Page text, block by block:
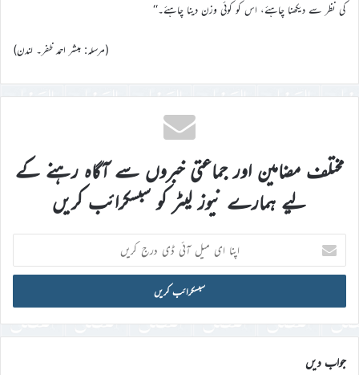
کی نظر سے دیکھنا چاہئے، اس کو کوئی وزن دینا چاہئے۔‘‘
(مرسلہ: مبشر احمد ظفر۔ لندن)
مختلف مضامین اور جماعتی خبروں سے آگاہ رہنے کے
لیے ہمارے نیوز لیٹر کو سبسکرائب کریں
اپنا
ای
میل
ڈی
درج
کریں
جواب دیں